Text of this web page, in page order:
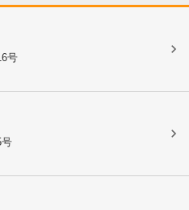
号